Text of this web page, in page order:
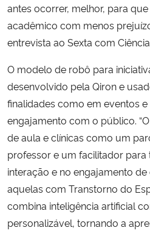
antes ocorrer, melhor, para
acadêmico com menos
entrevista ao Sexta com Ciência
O modelo de robô para
desenvolvido pela Qiron e
finalidades como em eventos
engajamento com o público.
de aula e clínicas como um
professor e um facilitador
interação e no engajamento
aquelas com Transtorno do
combina inteligência artificial
personalizável, tornando a